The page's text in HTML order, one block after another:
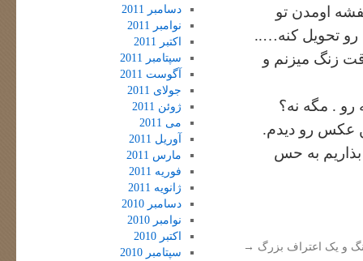
اومدن تو
تحویل کنه…..
زنگ میزنم و
رو . مگه نه؟
عکس رو دیدم.
به حس
و یک اعتراف بزرگ →
دسامبر 2011
نوامبر 2011
اکتبر 2011
سپتامبر 2011
آگوست 2011
جولای 2011
ژوئن 2011
می 2011
آوریل 2011
مارس 2011
فوریه 2011
ژانویه 2011
دسامبر 2010
نوامبر 2010
اکتبر 2010
سپتامبر 2010